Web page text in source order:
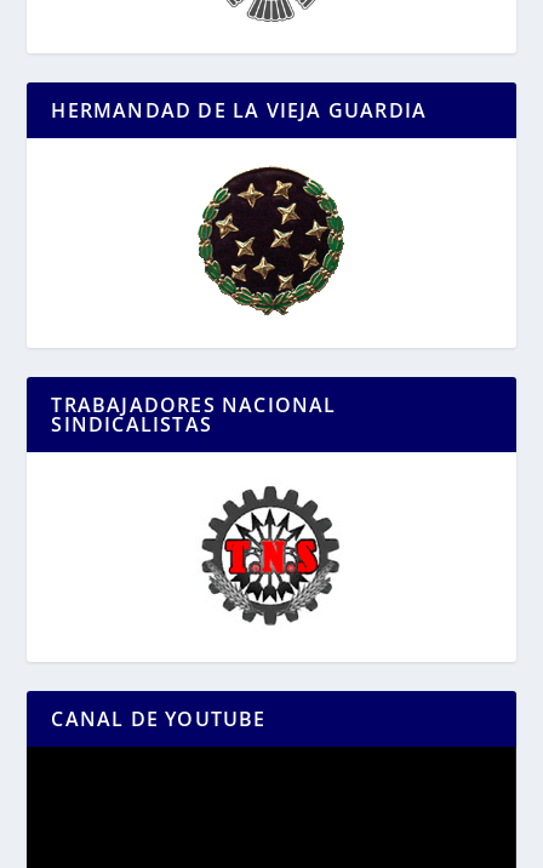
HERMANDAD DE LA VIEJA GUARDIA
TRABAJADORES NACIONAL
SINDICALISTAS
CANAL DE YOUTUBE